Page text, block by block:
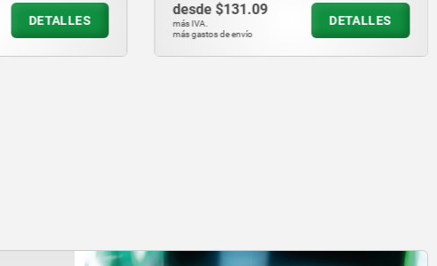
DETALLES
desde$98.94
más IVA.
más gastos de envío
DETALLES